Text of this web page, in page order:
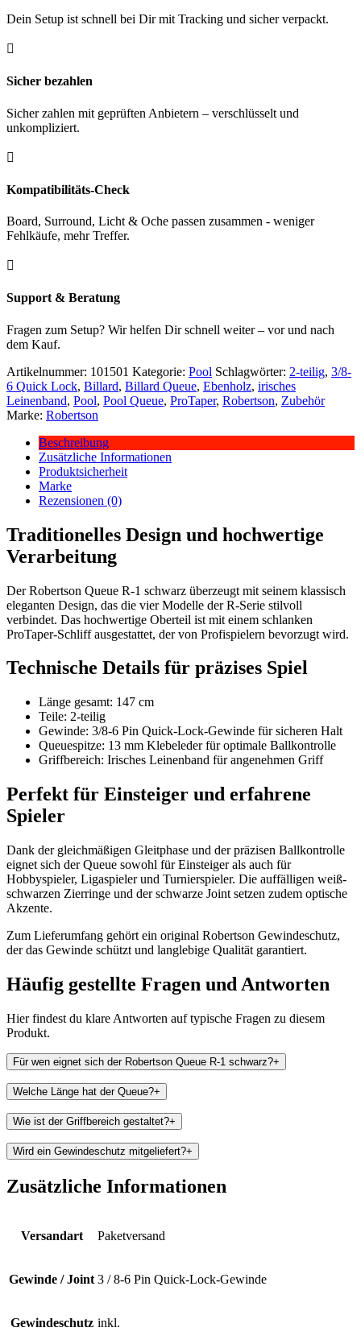
Dein Setup ist schnell bei Dir mit Tracking und sicher verpackt.

Sicher bezahlen
Sicher zahlen mit geprüften Anbietern – verschlüsselt und
unkompliziert.

Kompatibilitäts-Check
Board, Surround, Licht & Oche passen zusammen - weniger
Fehlkäufe, mehr Treffer.

Support & Beratung
Fragen zum Setup? Wir helfen Dir schnell weiter – vor und nach
dem Kauf.
Artikelnummer: 101501 Kategorie: Pool Schlagwörter: 2-teilig, 3/8-
6 Quick Lock, Billard, Billard Queue, Ebenholz, irisches
Leinenband, Pool, Pool Queue, ProTaper, Robertson, Zubehör
Marke: Robertson
Beschreibung
Zusätzliche Informationen
Produktsicherheit
Marke
Rezensionen (0)
Traditionelles Design und hochwertige
Verarbeitung
Der Robertson Queue R-1 schwarz überzeugt mit seinem klassisch
eleganten Design, das die vier Modelle der R-Serie stilvoll
verbindet. Das hochwertige Oberteil ist mit einem schlanken
ProTaper-Schliff ausgestattet, der von Profispielern bevorzugt wird.
Technische Details für präzises Spiel
Länge gesamt: 147 cm
Teile: 2-teilig
Gewinde: 3/8-6 Pin Quick-Lock-Gewinde für sicheren Halt
Queuespitze: 13 mm Klebeleder für optimale Ballkontrolle
Griffbereich: Irisches Leinenband für angenehmen Griff
Perfekt für Einsteiger und erfahrene
Spieler
Dank der gleichmäßigen Gleitphase und der präzisen Ballkontrolle
eignet sich der Queue sowohl für Einsteiger als auch für
Hobbyspieler, Ligaspieler und Turnierspieler. Die auffälligen weiß-
schwarzen Zierringe und der schwarze Joint setzen zudem optische
Akzente.
Zum Lieferumfang gehört ein original Robertson Gewindeschutz,
der das Gewinde schützt und langlebige Qualität garantiert.
Häufig gestellte Fragen und Antworten
Hier findest du klare Antworten auf typische Fragen zu diesem
Produkt.
Für wen eignet sich der Robertson Queue R-1 schwarz?+
Welche Länge hat der Queue?+
Wie ist der Griffbereich gestaltet?+
Wird ein Gewindeschutz mitgeliefert?+
Zusätzliche Informationen
Versandart Paketversand
Gewinde / Joint 3 / 8-6 Pin Quick-Lock-Gewinde
Gewindeschutz inkl.